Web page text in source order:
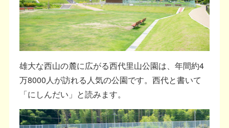
雄大な西山の麓に広がる西代里山公園は、年間約4
万8000人が訪れる人気の公園です。西代と書いて
「にしんだい」と読みます。